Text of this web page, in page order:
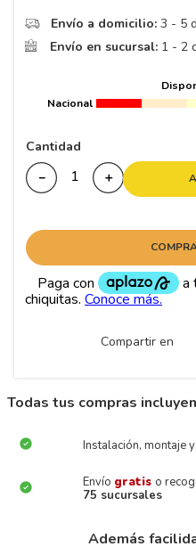
Envío a domicilio: 3 - 5
Envío en sucursal: 1 - 2
Nacional
Cantidad
＋
－
Compartir en
Todas tus compras
Instalación, montaje
Envío gratis o
75 sucursales
Además